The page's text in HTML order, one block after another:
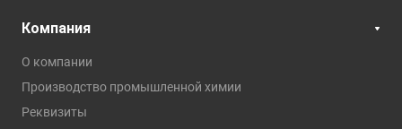
Компания
О компании
Производство промышленной химии
Реквизиты